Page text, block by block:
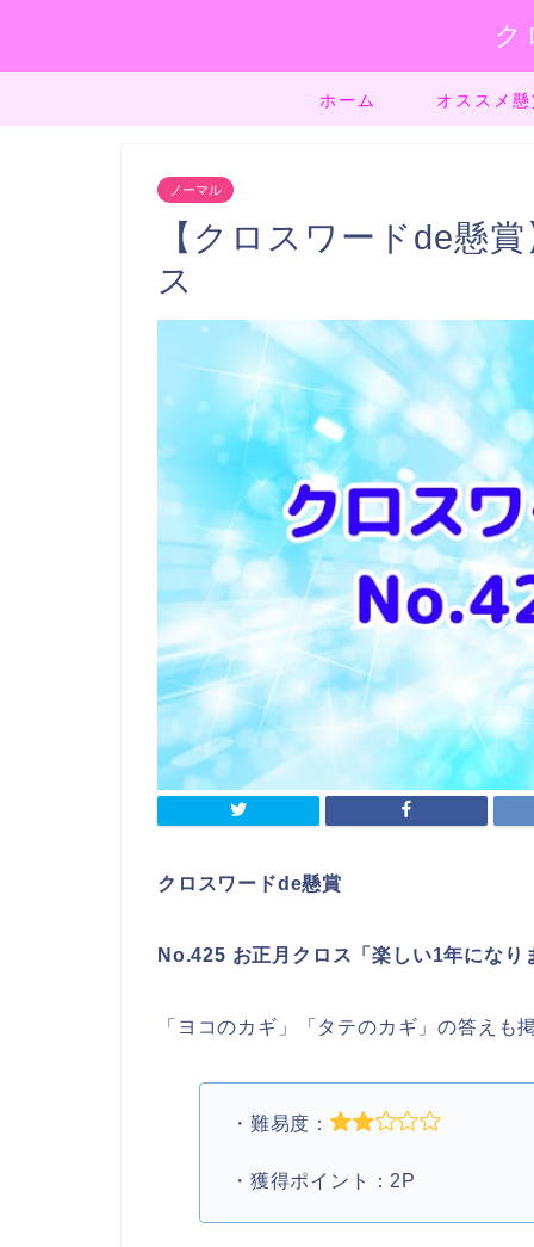
ク
ホーム オススメ
ノーマル
【クロスワードde懸
ス
クロスワードde懸賞
No.425 お正月クロス「楽しい1年になり
「ヨコのカギ」「タテのカギ」の答え
・難易度：
・獲得ポイント：2P